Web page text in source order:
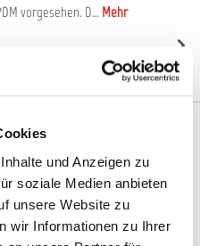
und Anzeigen zu
soziale Medien anbieten
unsere Website zu
wir Informationen zu Ihrer
vorgesehen. D… Mehr